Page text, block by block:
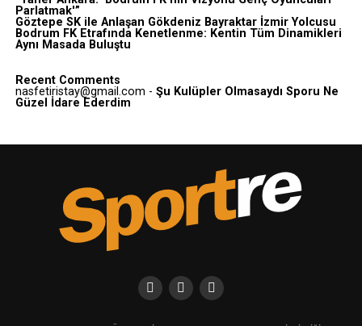
Parlatmak'”
Göztepe SK ile Anlaşan Gökdeniz Bayraktar İzmir Yolcusu
Bodrum FK Etrafında Kenetlenme: Kentin Tüm Dinamikleri
Aynı Masada Buluştu
Recent Comments
nasfetiristay@gmail.com - Şu Kulüpler Olmasaydı Sporu Ne
Güzel İdare Ederdim